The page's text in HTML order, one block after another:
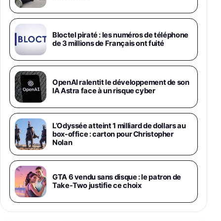
1019€
Galaxy S26 Ultra 512 Go Bleu
1019€1399€Fnac (Vendeur Tiers)
Galaxy S26 Ultra 256 Go Violet
892€1199€Fnac (Vendeur Tiers)
Philips SHK2000BL - Casque Enfant - Bleu &
Répartiteur Audio 5 Casques, Blanc
24,94€29,96€Fnac (Vendeur Tiers)
Asus RT-AC59U Routeur sans Fil Double
Bande Gigabit (Serveur et Client VPN, Triple
Vlan, Mode Point d'accès et Bridge, contrôle
Parental, Qos)
39,72€50,42€Amazon
Panasonic KX-TG6822 Téléphones Sans fil
Bloctel piraté : les numéros de téléphone
de 3 millions de Français ont fuité
OpenAI ralentit le développement de son
IA Astra face à un risque cyber
L’Odyssée atteint 1 milliard de dollars au
box-office : carton pour Christopher
Nolan
GTA 6 vendu sans disque : le patron de
Take-Two justifie ce choix